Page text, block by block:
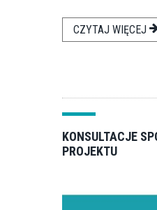
CZYTAJ WIĘCEJ
KONSULTACJE
PROJEKTU